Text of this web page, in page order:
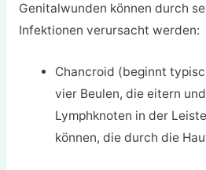
Genitalwunden können durch
Infektionen verursacht werden:
Chancroid (beginnt
vier Beulen, die eitern
Lymphknoten in der
können, die durch die